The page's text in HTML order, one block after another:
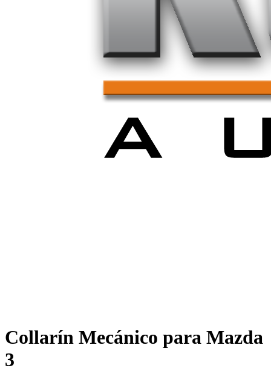
Collarín Mecánico para Mazda
3